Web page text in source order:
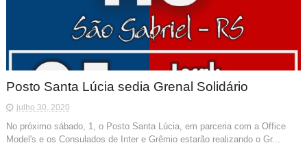
Posto Santa Lúcia sedia Grenal Solidário
julho 30, 2020
No próximo sábado, 1, o Posto Santa Lúcia, em parceria com a Office
Model's e os Consulados de Inter e Grêmio estarão realizando o Gr...